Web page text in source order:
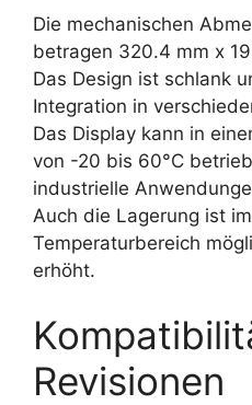
Die mechanischen
betragen 320.4 mm x
Das Design ist schlank
Integration in
Das Display kann in
von -20 bis 60°C
industrielle
Auch die Lagerung ist
Temperaturbereich
erhöht.
Revisionen